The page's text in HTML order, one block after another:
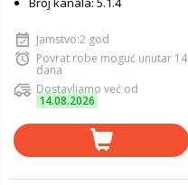
Jamstvo:2 god
Povrat robe moguć unutar 14
dana
Dostavljamo već od
14.08.2026